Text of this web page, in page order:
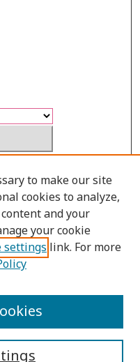
to make our site
cookies to analyze,
and your
your cookie
settings link. For more